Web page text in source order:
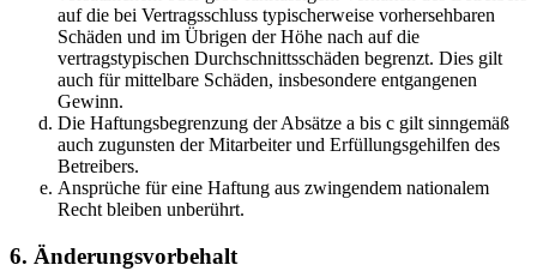
auf die bei Vertragsschluss typischerweise vorhersehbaren
Schäden und im Übrigen der Höhe nach auf die
vertragstypischen Durchschnittsschäden begrenzt. Dies gilt
auch für mittelbare Schäden, insbesondere entgangenen
Gewinn.
Die Haftungsbegrenzung der Absätze a bis c gilt sinngemäß
auch zugunsten der Mitarbeiter und Erfüllungsgehilfen des
Betreibers.
Ansprüche für eine Haftung aus zwingendem nationalem
Recht bleiben unberührt.
6. Änderungsvorbehalt